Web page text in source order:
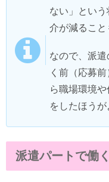
ない」とい
介が減ること
なので、派
く前（応募
ら職場環境や
をしたほうが
派遣パートで働